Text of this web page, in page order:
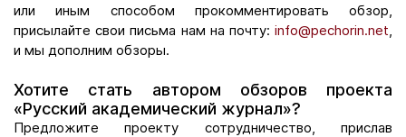
или иным способом прокомментировать обзор,
присылайте свои письма нам на почту: info@pechorin.net
и мы дополним обзоры.
Хотите стать автором обзоров проекта
«Русский академический журнал»?
Предложите проекту сотрудничество, прислав